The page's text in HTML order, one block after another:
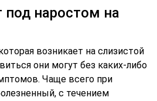
наростом на
возникает на слизистой
они могут без каких-либо
Чаще всего при
с течением